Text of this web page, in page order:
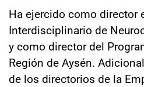
Ha ejercido como director
Interdisciplinario de
y como director del
Región de Aysén.
de los directorios de la